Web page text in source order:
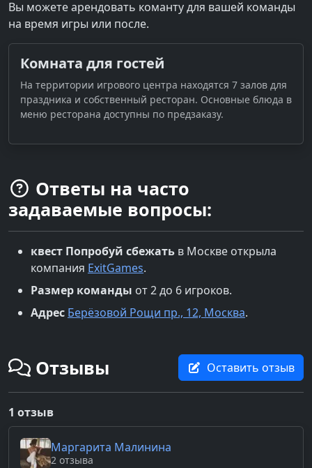
Вы можете арендовать команту для вашей команды
на время игры или после.
Комната для гостей
На территории игрового центра находятся 7 залов для
праздника и собственный ресторан. Основные блюда в
меню ресторана доступны по предзаказу.
Ответы на часто
задаваемые вопросы:
квест Попробуй сбежать в Москве открыла
компания ExitGames.
Размер команды от 2 до 6 игроков.
Адрес Берёзовой Рощи пр., 12, Москва.
Отзывы Оставить отзыв
1 отзыв
Маргарита Малинина
2 отзыва